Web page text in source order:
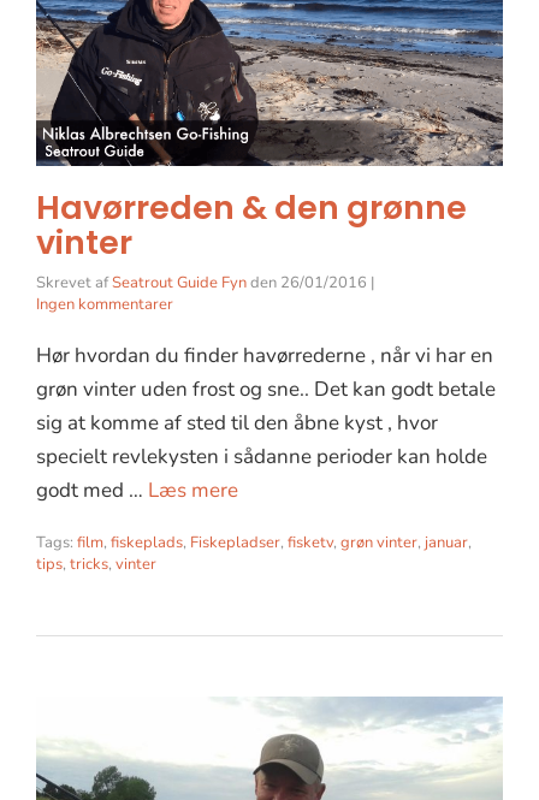
Havørreden & den grønne
vinter
Skrevet afSeatrout Guide Fynden 26/01/2016 |
Ingen kommentarer
Hør hvordan du finder havørrederne , når vi har en
grøn vinter uden frost og sne.. Det kan godt betale
sig at komme af sted til den åbne kyst , hvor
specielt revlekysten i sådanne perioder kan holde
godt med … Læs mere
Tags: film, fiskeplads, Fiskepladser, fisketv, grøn vinter, januar,
tips, tricks, vinter